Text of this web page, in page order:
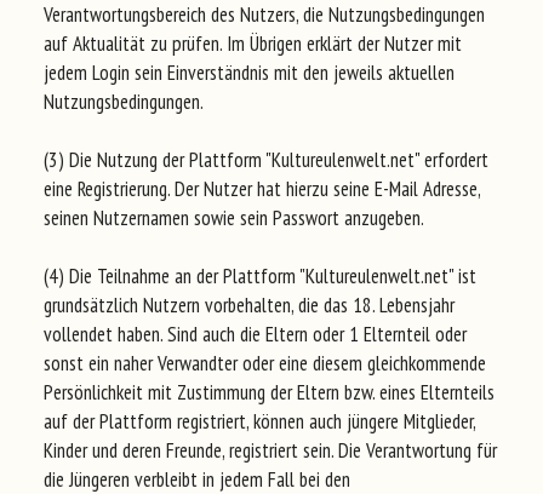
Verantwortungsbereich des Nutzers, die Nutzungsbedingungen
auf Aktualität zu prüfen. Im Übrigen erklärt der Nutzer mit
jedem Login sein Einverständnis mit den jeweils aktuellen
Nutzungsbedingungen.
(3) Die Nutzung der Plattform "Kultureulenwelt.net" erfordert
eine Registrierung. Der Nutzer hat hierzu seine E-Mail Adresse,
seinen Nutzernamen sowie sein Passwort anzugeben.
(4) Die Teilnahme an der Plattform "Kultureulenwelt.net" ist
grundsätzlich Nutzern vorbehalten, die das 18. Lebensjahr
vollendet haben. Sind auch die Eltern oder 1 Elternteil oder
sonst ein naher Verwandter oder eine diesem gleichkommende
Persönlichkeit mit Zustimmung der Eltern bzw. eines Elternteils
auf der Plattform registriert, können auch jüngere Mitglieder,
Kinder und deren Freunde, registriert sein. Die Verantwortung für
die Jüngeren verbleibt in jedem Fall bei den